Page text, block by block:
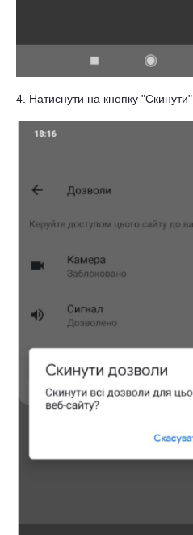
4. Натиснути на кнопку "Скинути".